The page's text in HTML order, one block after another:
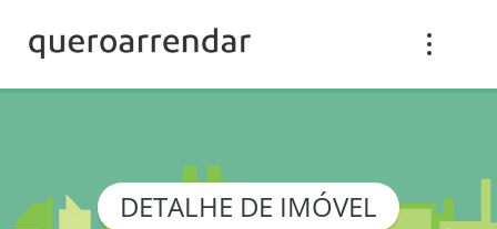
DETALHE DE IMÓVEL